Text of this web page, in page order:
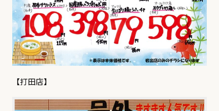
【打田店】